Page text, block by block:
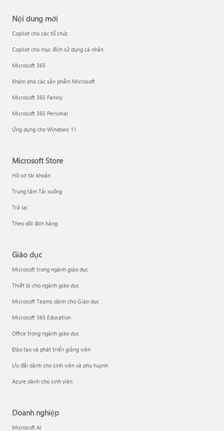
Nội dung mới
Copilot cho các tổ chức
Copilot cho mục đích sử dụng cá nhân
Microsoft 365
Khám phá các sản phẩm Microsoft
Microsoft 365 Family
Microsoft 365 Personal
Ứng dụng cho Windows 11
Microsoft Store
Hồ sơ tài khoản
Trung tâm Tải xuống
Trả lại
Theo dõi đơn hàng
Giáo dục
Microsoft trong ngành giáo dục
Thiết bị cho ngành giáo dục
Microsoft Teams dành cho Giáo dục
Microsoft 365 Education
Office trong ngành giáo dục
Đào tạo và phát triển giảng viên
Ưu đãi dành cho sinh viên và phụ huynh
Azure dành cho sinh viên
Doanh nghiệp
Microsoft AI